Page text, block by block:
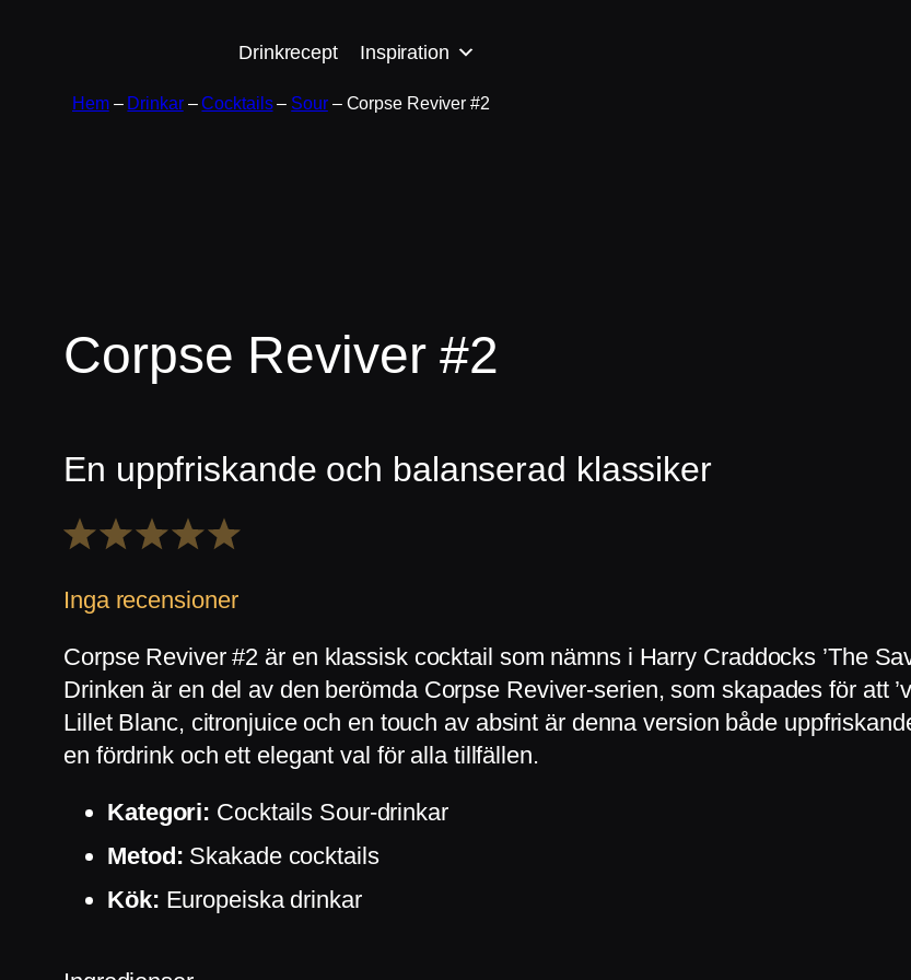
innehåll
Drinkrecept Inspiration
Hem– Drinkar–Cocktails– Sour– Corpse Reviver #2
Corpse Reviver #2
En uppfriskande och balanserad klassiker
5
4
3
2
1
Inga recensioner
Corpse Reviver #2 är en klassisk cocktail som nämns i Harry Craddocks ’The
Drinken är en del av den berömda Corpse Reviver-serien, som skapades för att
Lillet Blanc, citronjuice och en touch av absint är denna version både
en fördrink och ett elegant val för alla tillfällen.
Kategori: Cocktails Sour-drinkar
Metod: Skakade cocktails
Kök: Europeiska drinkar